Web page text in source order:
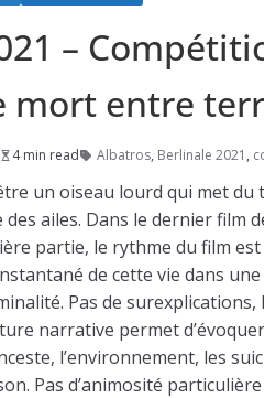
–
mort entre
4 min read Albatros, Berlinale 2021 ,
un oiseau lourd qui met du
ailes. Dans le dernier film
partie, le rythme du film
de cette vie dans
Pas de
narrative permet
l’environnement, les
Pas d’animosité